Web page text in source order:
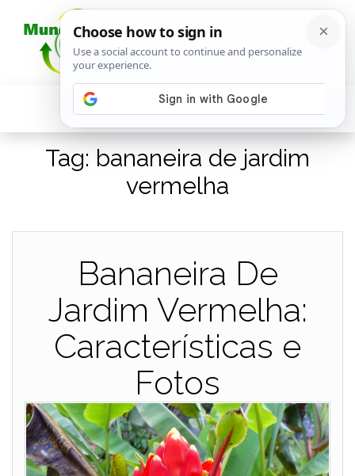
Tag: bananeira de jardim
vermelha
Bananeira De
Jardim Vermelha:
Características e
Fotos